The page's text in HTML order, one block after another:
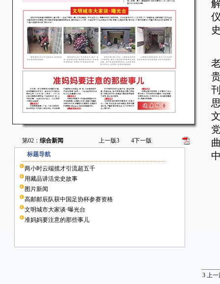
第02： 综合新闻 上一版3 4下一版
标题导航
两小时云端揽才引流超五千
用藏品讲活党史故事
图片新闻
高邮邮辰队获中国足协杯参赛资格
文明城市大家谈·曝光台
准妈妈要注意的那些事儿‍
3 上一